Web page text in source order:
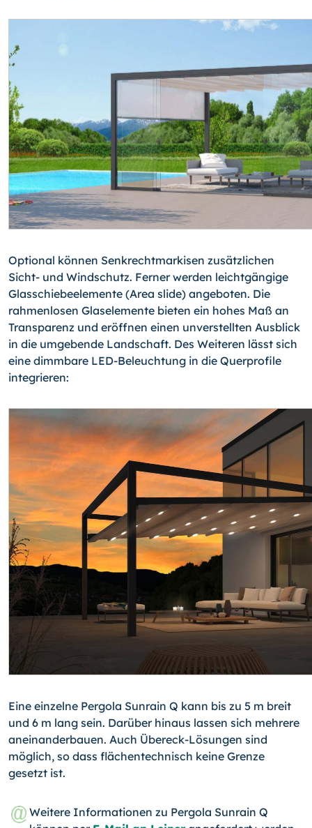
Optional können Senkrechtmarkisen zusätzlichen
Sicht- und Windschutz. Ferner werden leichtgängige
Glasschiebeelemente (Area slide) angeboten. Die
rahmenlosen Glaselemente bieten ein hohes Maß an
Transparenz und eröffnen einen unverstellten Ausblick
in die umgebende Landschaft. Des Weiteren lässt sich
eine dimmbare LED-Beleuchtung in die Querprofile
integrieren:
Eine einzelne Pergola Sunrain Q kann bis zu 5 m breit
und 6 m lang sein. Darüber hinaus lassen sich mehrere
aneinanderbauen. Auch Übereck-Lösungen sind
möglich, so dass flächentechnisch keine Grenze
gesetzt ist.
Weitere Informationen zu Pergola Sunrain Q